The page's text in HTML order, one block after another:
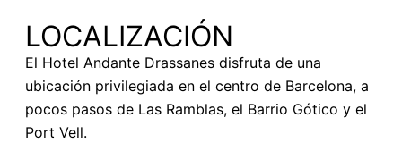
LOCALIZACIÓN
El Hotel Andante Drassanes disfruta de una
ubicación privilegiada en el centro de Barcelona, a
pocos pasos de Las Ramblas, el Barrio Gótico y el
Port Vell.